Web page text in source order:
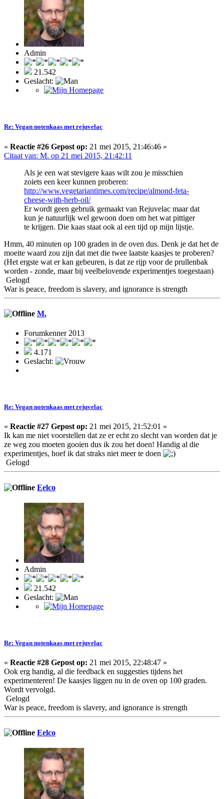
Admin
21.542
Geslacht:
Re: Vegan notenkaas met rejuvelac
« Reactie #26 Gepost op: 21 mei 2015, 21:46:46 »
Citaat van: M. op 21 mei 2015, 21:42:11
Als je een wat stevigere kaas wilt zou je misschien
zoiets een keer kunnen proberen:
http://www.vegetariantimes.com/recipe/almond-feta-
cheese-with-herb-oil/
Er wordt geen gebruik gemaakt van Rejuvelac maar dat
kun je natuurlijk wel gewoon doen om het wat pittiger
te krijgen. Die kaas staat ook al een tijd op mijn lijstje.
Hmm, 40 minuten op 100 graden in de oven dus. Denk je dat het de
moeite waard zou zijn dat met die twee laatste kaasjes te proberen?
(Het ergste wat er kan gebeuren, is dat ze rijp voor de prullenbak
worden - zonde, maar bij veelbelovende experimentjes toegestaan)
Gelogd
War is peace, freedom is slavery, and ignorance is strength
M.
Forumkenner 2013
4.171
Geslacht:
Re: Vegan notenkaas met rejuvelac
« Reactie #27 Gepost op: 21 mei 2015, 21:52:01 »
Ik kan me niet voorstellen dat ze er echt zo slecht van worden dat je
ze weg zou moeten gooien dus ik zou het doen! Handig al die
experimentjes, hoef ik dat straks niet meer te doen
Gelogd
Eelco
Admin
21.542
Geslacht:
Re: Vegan notenkaas met rejuvelac
« Reactie #28 Gepost op: 21 mei 2015, 22:48:47 »
Ook erg handig, al die feedback en suggesties tijdens het
experimenteren! De kaasjes liggen nu in de oven op 100 graden.
Wordt vervolgd.
Gelogd
War is peace, freedom is slavery, and ignorance is strength
Eelco